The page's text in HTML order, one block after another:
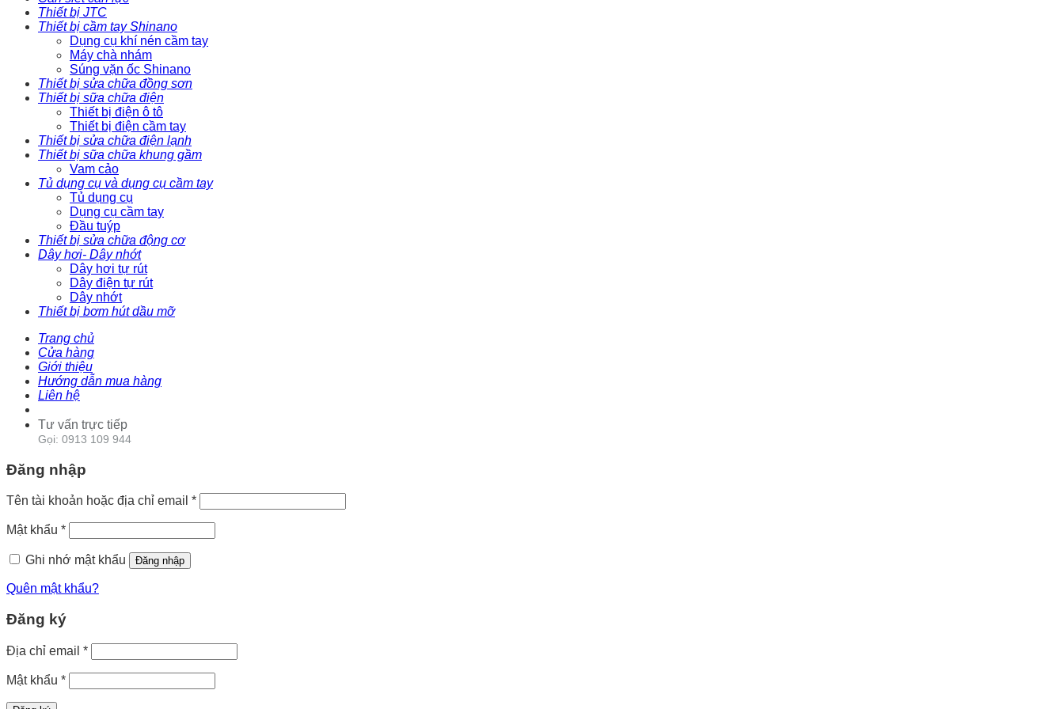
Thiết bị JTC
Thiết bị cầm tay Shinano
Dụng cụ khí nén cầm tay
Máy chà nhám
Súng vặn ốc Shinano
Thiết bị sửa chữa đồng sơn
Thiết bị sữa chữa điện
Thiết bị điện ô tô
Thiết bị điện cầm tay
Thiết bị sửa chữa điện lạnh
Thiết bị sữa chữa khung gầm
Vam cảo
Tủ dụng cụ và dụng cụ cầm tay
Tủ dụng cụ
Dụng cụ cầm tay
Đầu tuýp
Thiết bị sửa chữa động cơ
Dây hơi- Dây nhớt
Dây hơi tự rút
Dây điện tự rút
Dây nhớt
Thiết bị bơm hút dầu mỡ
Trang chủ
Cửa hàng
Giới thiệu
Hướng dẫn mua hàng
Liên hệ
Tư vấn trực tiếp
Gọi: 0913 109 944
Đăng nhập
Tên tài khoản hoặc địa chỉ email *
Mật khẩu *
Ghi nhớ mật khẩu Đăng nhập
Quên mật khẩu?
Đăng ký
Địa chỉ email *
Mật khẩu *